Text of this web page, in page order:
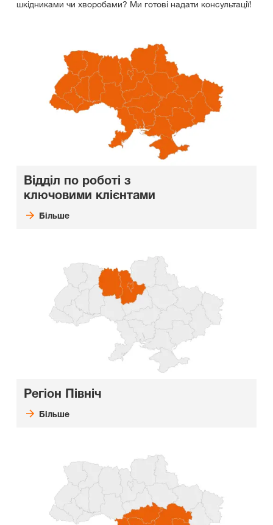
шкідниками чи хворобами? Ми готові надати консультації!
Відділ по роботі з
ключовими клієнтами
Більше
Регіон Північ
Більше